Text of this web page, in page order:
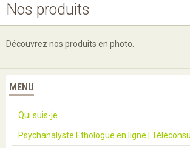
Nos produits
Découvrez nos produits en photo.
MENU
Qui suis-je
Psychanalyste Ethologue en ligne |